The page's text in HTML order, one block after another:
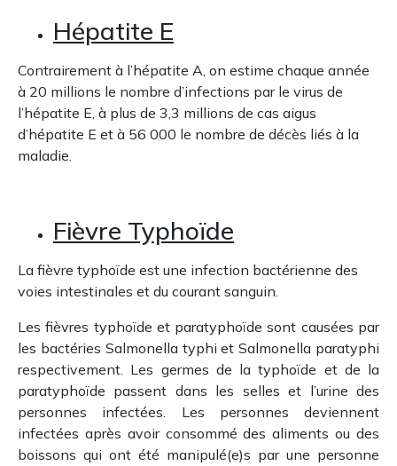
Hépatite E
Contrairement à l’hépatite A, on estime chaque année
à 20 millions le nombre d’infections par le virus de
l’hépatite E, à plus de 3,3 millions de cas aigus
d’hépatite E et à 56 000 le nombre de décès liés à la
maladie.
Fièvre Typhoïde
La fièvre typhoïde est une infection bactérienne des
voies intestinales et du courant sanguin.
Les fièvres typhoïde et paratyphoïde sont causées par
les bactéries Salmonella typhi et Salmonella paratyphi
respectivement. Les germes de la typhoïde et de la
paratyphoïde passent dans les selles et l’urine des
personnes infectées. Les personnes deviennent
infectées après avoir consommé des aliments ou des
boissons qui ont été manipulé(e)s par une personne